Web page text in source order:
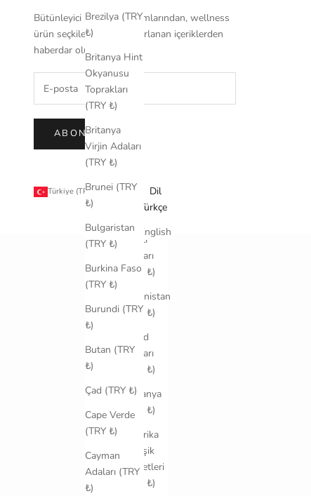
Brezilya (TRY
₺)
Britanya Hint
Okyanusu
Toprakları
(TRY ₺)
Britanya
Virjin Adaları
(TRY ₺)
Brunei (TRY
₺)
Bulgaristan
(TRY ₺)
Burkina Faso
(TRY ₺)
Burundi (TRY
₺)
Butan (TRY
₺)
Çad (TRY ₺)
Cape Verde
(TRY ₺)
Cayman
Adaları (TRY
₺)
Bütünleyici sağlık yaklaşımlarından, wellness
ürün seçkileriyle özel hazırlanan içeriklerden
haberdar olun.
ABONE OL
Türkiye (TRY ₺)
Ülke
Küçük
Harici
Adaları
(TRY ₺)
Afganistan
(TRY ₺)
Åland
Adaları
(TRY ₺)
Almanya
(TRY ₺)
Amerika
Birleşik
Devletleri
(TRY ₺)
Türkçe
Dil
Türkçe
English